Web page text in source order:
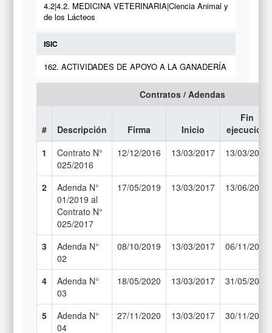
4.2|4.2. MEDICINA VETERINARIA|Ciencia Animal y
de los Lácteos
ISIC
162. ACTIVIDADES DE APOYO A LA GANADERÍA
Contratos / Adendas
# Descripción Firma Inicio
Fin
ejecución
1
Contrato N°
025/2016
12/12/2016 13/03/2017 13/03/2019
2
Adenda N°
01/2019 al
Contrato N°
025/2017
17/05/2019 13/03/2017 13/06/2019
3
Adenda N°
02
08/10/2019 13/03/2017 06/11/2019
4
Adenda N°
03
18/05/2020 13/03/2017 31/05/2020
5
Adenda N°
04
27/11/2020 13/03/2017 30/11/2020